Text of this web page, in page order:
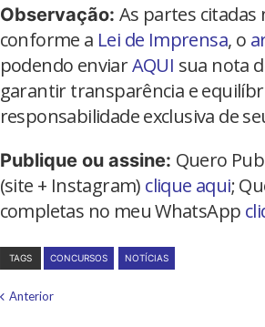
Observação: As partes
conforme a Lei de Imprensa, o
podendo enviarAQUI sua nota
garantir transparência e
responsabilidade exclusiva de
Publique ou assine: Quero
(site + Instagram) clique aqui;
completas no meu WhatsApp
TAGS CONCURSOS NOTÍCIAS
Anterior